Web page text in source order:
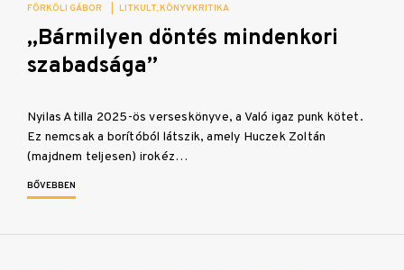
FÖRKÖLI GÁBOR LITKULT KÖNYVKRITIKA
„Bármilyen döntés mindenkori
szabadsága”
Nyilas Atilla 2025-ös verseskönyve, a Való igaz punk kötet.
Ez nemcsak a borítóból látszik, amely Huczek Zoltán
(majdnem teljesen) irokéz…
BŐVEBBEN